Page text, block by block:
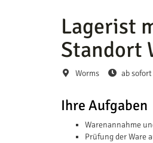
Lagerist
Standort
Worms ab sofort
Ihre Aufgaben
Warenannahme
Prüfung der Ware